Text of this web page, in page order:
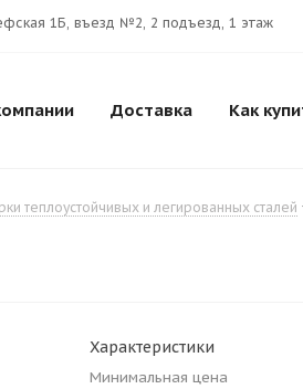
1Б, въезд №2, 2 подъезд, 1 этаж
Доставка Как
теплоустойчивых и легированных сталей
Характеристики
Минимальная цена